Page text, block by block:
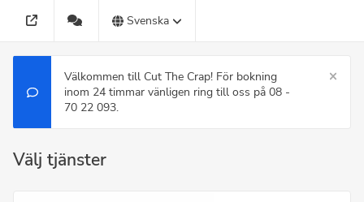
Svenska
Välkommen till Cut The Crap! För bokning
inom 24 timmar vänligen ring till oss på 08 -
70 22 093.
Välj tjänster